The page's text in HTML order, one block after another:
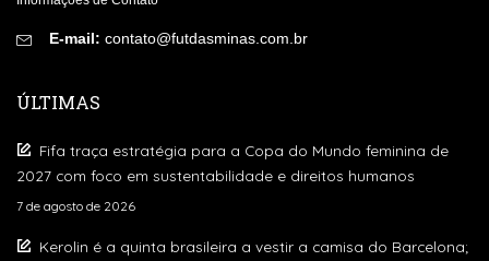
E-mail: contato@futdasminas.com.br
ÚLTIMAS
Fifa traça estratégia para a Copa do Mundo feminina de
2027 com foco em sustentabilidade e direitos humanos
7 de agosto de 2026
Kerolin é a quinta brasileira a vestir a camisa do Barcelona;